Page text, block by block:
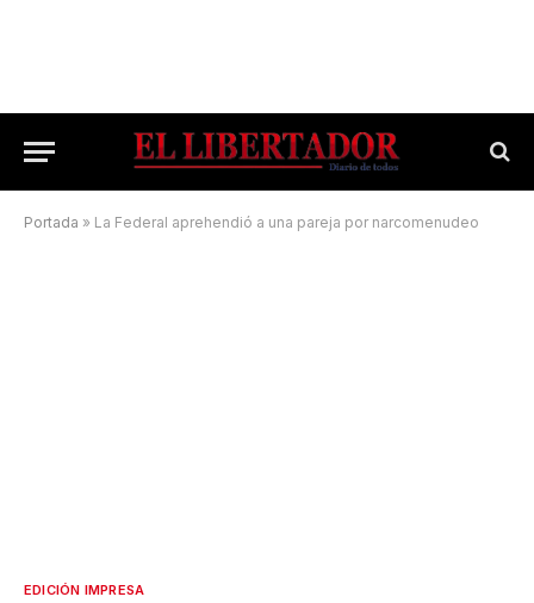
Portada » La Federal aprehendió a una pareja por narcomenudeo
EDICIÓN IMPRESA